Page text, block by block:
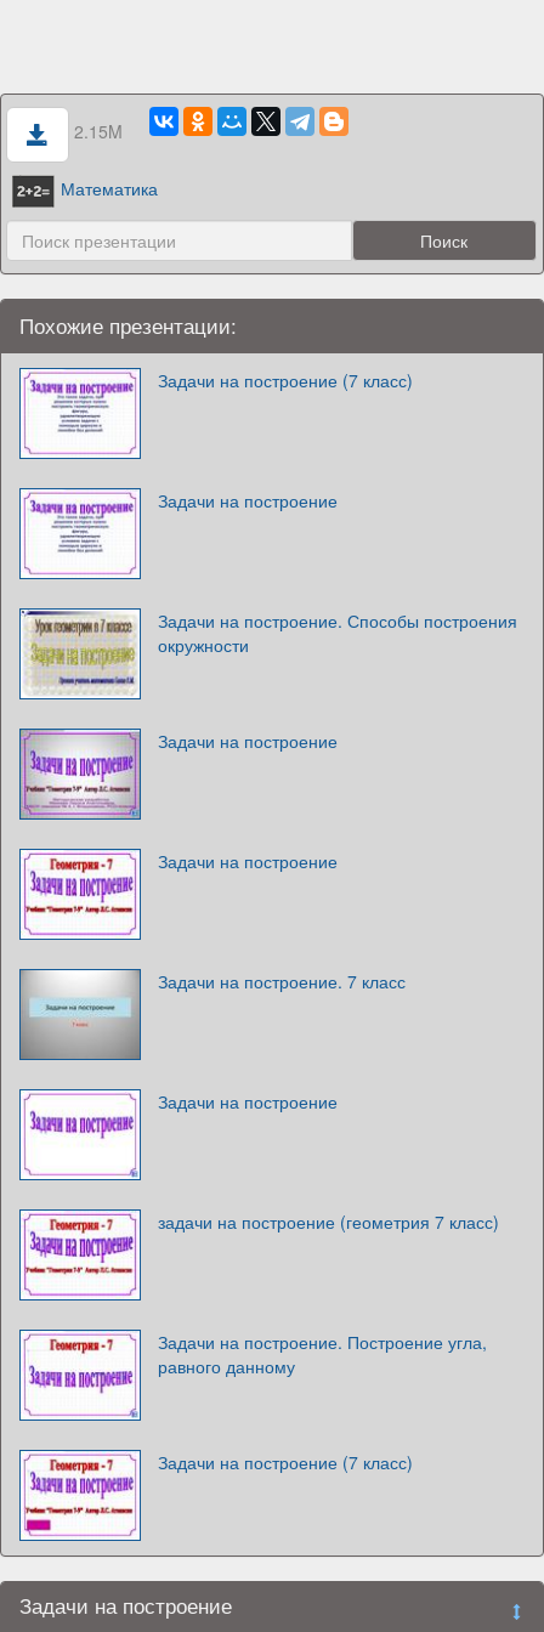
2.15M
Математика
Похожие презентации:
Задачи на построение (7 класс)
Задачи на построение
Задачи на построение. Способы построения
окружности
Задачи на построение
Задачи на построение
Задачи на построение. 7 класс
Задачи на построение
задачи на построение (геометрия 7 класс)
Задачи на построение. Построение угла,
равного данному
Задачи на построение (7 класс)
Задачи на построение